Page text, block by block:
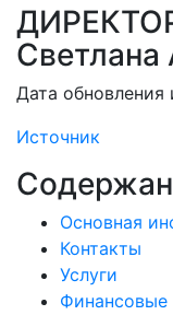
Светлана
Дата
Источник
Основная
Контакты
Услуги
Финансовые